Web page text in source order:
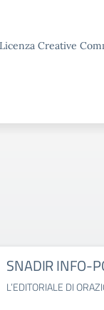
Creative
SNADIR INFO-
L’EDITORIALE DI